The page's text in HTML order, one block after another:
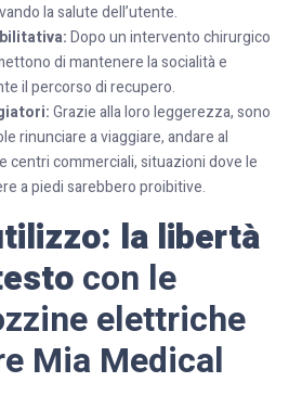
la salute dell’utente.
Dopo un intervento chirurgico
di mantenere la socialità e
il percorso di recupero.
Grazie alla loro leggerezza, sono
rinunciare a viaggiare, andare al
centri commerciali, situazioni dove le
a piedi sarebbero proibitive.
la libertà
con le
elettriche
Mia Medical